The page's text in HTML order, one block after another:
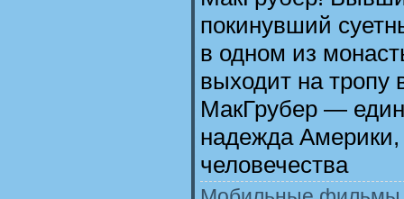
покинувший
в одном из
выходит на тропу
МакГрубер —
надежда Америки,
человечества